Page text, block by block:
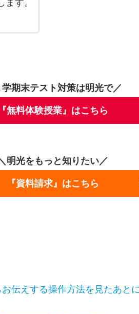
す。
学期末テスト対策は明光で／
『無料体験授業』はこちら
明光をもっと知りたい／
『資料請求』はこちら
お伝えする操作方法を見たあとに